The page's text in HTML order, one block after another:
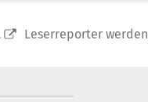
Leserreporter werden